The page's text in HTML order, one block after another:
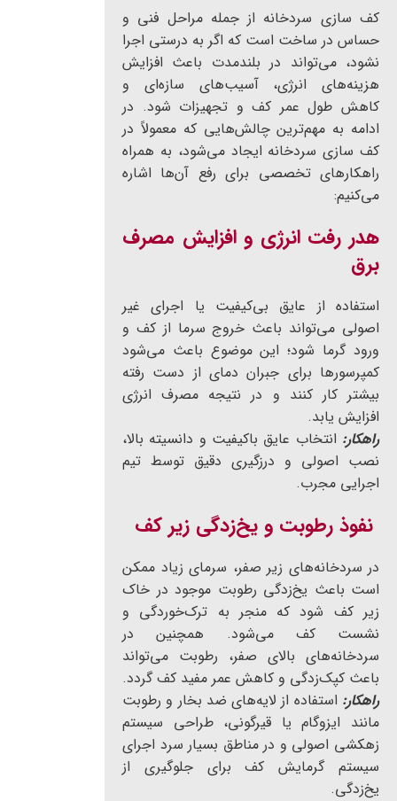
کف سازی سردخانه از جمله مراحل فنی و
حساس در ساخت است که اگر به درستی اجرا
نشود، می‌تواند در بلندمدت باعث افزایش
هزینه‌های انرژی، آسیب‌های سازه‌ای و
کاهش طول عمر کف و تجهیزات شود. در
ادامه به مهم‌ترین چالش‌هایی که معمولاً در
کف سازی سردخانه ایجاد می‌شود، به همراه
راهکارهای تخصصی برای رفع آن‌ها اشاره
می‌کنیم:
هدر رفت انرژی و افزایش مصرف
برق
استفاده از عایق بی‌کیفیت یا اجرای غیر
اصولی می‌تواند باعث خروج سرما از کف و
ورود گرما شود؛ این موضوع باعث می‌شود
کمپرسورها برای جبران دمای از دست رفته
بیشتر کار کنند و در نتیجه مصرف انرژی
افزایش یابد.
راهکار: انتخاب عایق باکیفیت و دانسیته بالا،
نصب اصولی و درزگیری دقیق توسط تیم
اجرایی مجرب.
نفوذ رطوبت و یخ‌زدگی زیر کف
در سردخانه‌های زیر صفر، سرمای زیاد ممکن
است باعث یخ‌زدگی رطوبت موجود در خاک
زیر کف شود که منجر به ترک‌خوردگی و
نشست کف می‌شود. همچنین در
سردخانه‌های بالای صفر، رطوبت می‌تواند
باعث کپک‌زدگی و کاهش عمر مفید کف گردد.
راهکار: استفاده از لایه‌های ضد بخار و رطوبت
مانند ایزوگام یا قیرگونی، طراحی سیستم
زهکشی اصولی و در مناطق بسیار سرد اجرای
سیستم گرمایش کف برای جلوگیری از
یخ‌زدگی.